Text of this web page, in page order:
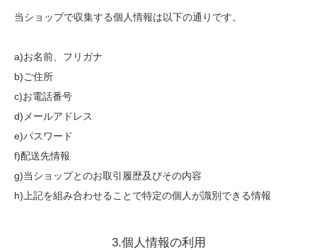
当ショップで収集する個人情報は以下の通りです。
a)お名前、フリガナ
b)ご住所
c)お電話番号
d)メールアドレス
e)パスワード
f)配送先情報
g)当ショップとのお取引履歴及びその内容
h)上記を組み合わせることで特定の個人が識別できる情報
3.個人情報の利用